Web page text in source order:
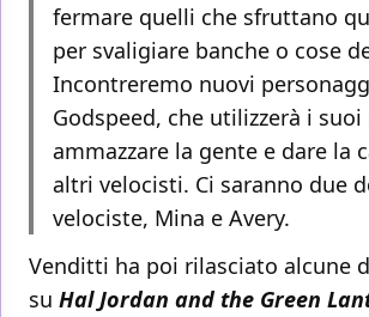
fermare quelli che sfruttano
per svaligiare banche o cose
Incontreremo nuovi
Godspeed, che utilizzerà i
ammazzare la gente e dare la
altri velocisti. Ci saranno due
velociste, Mina e Avery.
Venditti ha poi rilasciato alcune
su Hal Jordan and the Green